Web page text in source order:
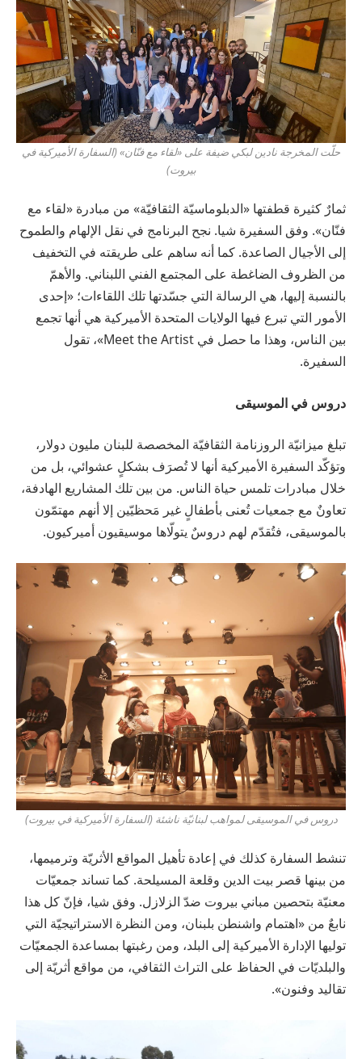
حلّت المخرجة نادين لبكي ضيفة على «لقاء مع فنّان» (السفارة الأميركية في
بيروت)
ثمارٌ كثيرة قطفتها «الدبلوماسيّة الثقافيّة» من مبادرة «لقاء مع
فنّان». وفق السفيرة شيا. نجح البرنامج في نقل الإلهام والطموح
إلى الأجيال الصاعدة. كما أنه ساهم على طريقته في التخفيف
من الظروف الضاغطة على المجتمع الفني اللبناني. والأهمّ
بالنسبة إليها، هي الرسالة التي جسّدتها تلك اللقاءات؛ «إحدى
الأمور التي تبرع فيها الولايات المتحدة الأميركية هي أنها تجمع
بين الناس، وهذا ما حصل في Meet the Artist»، تقول
السفيرة.
دروس في الموسيقى
تبلغ ميزانيّة الروزنامة الثقافيّة المخصصة للبنان مليون دولار،
وتؤكّد السفيرة الأميركية أنها لا تُصرَف بشكلٍ عشوائي، بل من
خلال مبادرات تلمس حياة الناس. من بين تلك المشاريع الهادفة،
تعاونٌ مع جمعيات تُعنى بأطفالٍ غير مَحظيّين إلا أنهم مهتمّون
بالموسيقى، فتُقدّم لهم دروسٌ يتولّاها موسيقيون أميركيون.
دروس في الموسيقى لمواهب لبنانيّة ناشئة (السفارة الأميركية في بيروت)
تنشط السفارة كذلك في إعادة تأهيل المواقع الأثريّة وترميمها،
من بينها قصر بيت الدين وقلعة المسيلحة. كما تساند جمعيّات
معنيّة بتحصين مباني بيروت ضدّ الزلازل. وفق شيا، فإنّ كل هذا
نابعٌ من «اهتمام واشنطن بلبنان، ومن النظرة الاستراتيجيّة التي
توليها الإدارة الأميركية إلى البلد، ومن رغبتها بمساعدة الجمعيّات
والبلديّات في الحفاظ على التراث الثقافي، من مواقع أثريّة إلى
تقاليد وفنون».